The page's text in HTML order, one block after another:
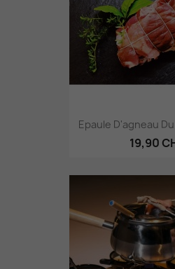
Epaule D'agneau
19,90